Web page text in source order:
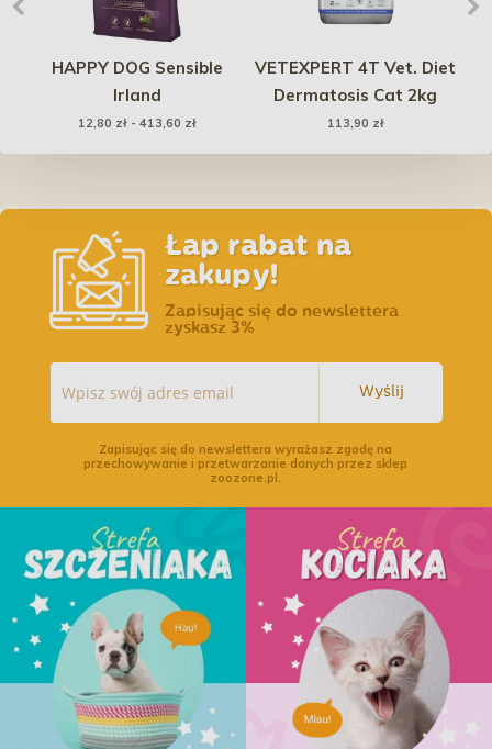
HAPPY DOG Sensible
Irland
12,80 zł - 413,60 zł
VETEXPERT 4T Vet. Diet
Dermatosis Cat 2kg
113,90 zł
Łap rabat na
zakupy!
Zapisując się do newslettera
zyskasz 3%
Wyślij
Zapisując się do newslettera wyrażasz zgodę na
przechowywanie i przetwarzanie danych przez sklep
zoozone.pl.